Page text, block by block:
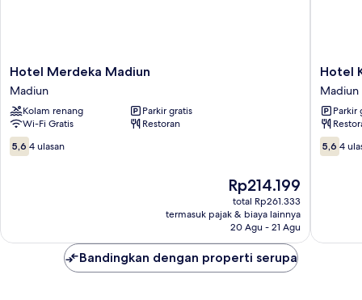
Hotel
Merdeka
Madiun
Madiun
Hotel Merdeka Madiun
Madiun
Kolam renang
Parkir gratis
Wi-Fi Gratis
Restoran
5.6
dari
5,6 4 ulasan
Harga
sekarang
Rp214.199
Rp214.199
total Rp261.333
termasuk pajak & biaya lainnya
20 Agu - 21 Agu
Hotel
Madiun
Hotel
Madiun
Parkir
5.6
dari
5,6 4
Bandingkan dengan properti serupa